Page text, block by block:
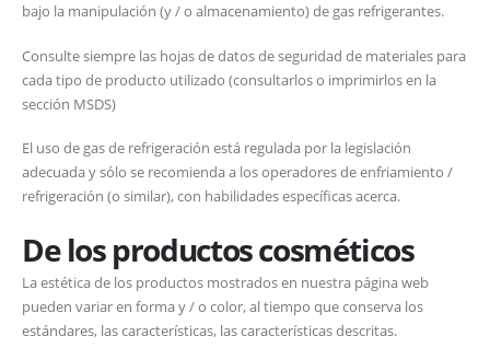
bajo la manipulación (y / o almacenamiento) de gas refrigerantes.
Consulte siempre las hojas de datos de seguridad de materiales para
cada tipo de producto utilizado (consultarlos o imprimirlos en la
sección MSDS)
El uso de gas de refrigeración está regulada por la legislación
adecuada y sólo se recomienda a los operadores de enfriamiento /
refrigeración (o similar), con habilidades específicas acerca.
De los productos cosméticos
La estética de los productos mostrados en nuestra página web
pueden variar en forma y / o color, al tiempo que conserva los
estándares, las características, las características descritas.